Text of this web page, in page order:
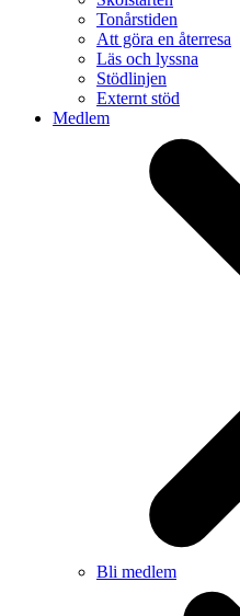
Tonårstiden
Att göra en återresa
Läs och lyssna
Stödlinjen
Externt stöd
Medlem
Bli medlem